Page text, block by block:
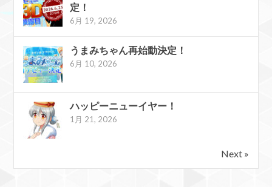
定！
6月 19, 2026
うまみちゃん再始動決定！
6月 10, 2026
ハッピーニューイヤー！
1月 21, 2026
Next »